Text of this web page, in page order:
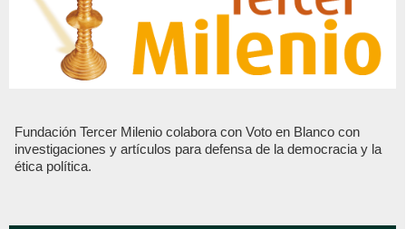
Fundación Tercer Milenio colabora con Voto en Blanco con
investigaciones y artículos para defensa de la democracia y la
ética política.